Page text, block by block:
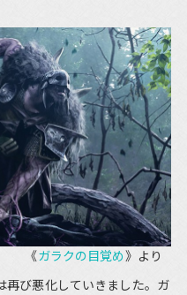
《ガラクの目覚め》より
び悪化していきました。ガ